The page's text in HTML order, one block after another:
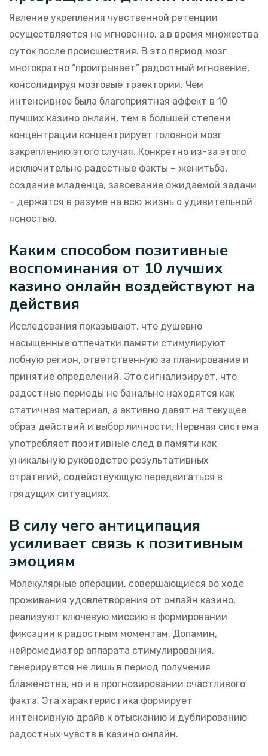
Явление укрепления чувственной ретенции
осуществляется не мгновенно, а в время множества
суток после происшествия. В это период мозг
многократно “проигрывает” радостный мгновение,
консолидируя мозговые траектории. Чем
интенсивнее была благоприятная аффект в 10
лучших казино онлайн, тем в большей степени
концентрации концентрирует головной мозг
закреплению этого случая. Конкретно из-за этого
исключительно радостные факты – женитьба,
создание младенца, завоевание ожидаемой задачи
– держатся в разуме на всю жизнь с удивительной
ясностью.
Каким способом позитивные
воспоминания от 10 лучших
казино онлайн воздействуют на
действия
Исследования показывают, что душевно
насыщенные отпечатки памяти стимулируют
лобную регион, ответственную за планирование и
принятие определений. Это сигнализирует, что
радостные периоды не банально находятся как
статичная материал, а активно давят на текущее
образ действий и выбор личности. Нервная система
употребляет позитивные след в памяти как
уникальную руководство результативных
стратегий, содействующую передвигаться в
грядущих ситуациях.
В силу чего антиципация
усиливает связь к позитивным
эмоциям
Молекулярные операции, совершающиеся во ходе
проживания удовлетворения от онлайн казино,
реализуют ключевую миссию в формировании
фиксации к радостным моментам. Допамин,
нейромедиатор аппарата стимулирования,
генерируется не лишь в период получения
блаженства, но и в прогнозировании счастливого
факта. Эта характеристика формирует
интенсивную драйв к отысканию и дублированию
радостных чувств в казино онлайн.